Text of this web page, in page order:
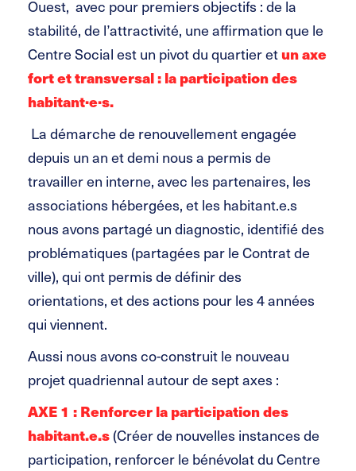
Ouest, avec pour premiers objectifs : de la
stabilité, de l’attractivité, une affirmation que le
Centre Social est un pivot du quartier etun axe
fort et transversal : la participation des
habitant·e·s.
La démarche de renouvellement engagée
depuis un an et demi nous a permis de
travailler en interne, avec les partenaires, les
associations hébergées, et les habitant.e.s
nous avons partagé un diagnostic, identifié des
problématiques (partagées par le Contrat de
ville), qui ont permis de définir des
orientations, et des actions pour les 4 années
qui viennent.
Aussi nous avons co-construit le nouveau
projet quadriennal autour de sept axes :
AXE 1 : Renforcer la participation des
habitant.e.s(Créer de nouvelles instances de
participation, renforcer le bénévolat du Centre